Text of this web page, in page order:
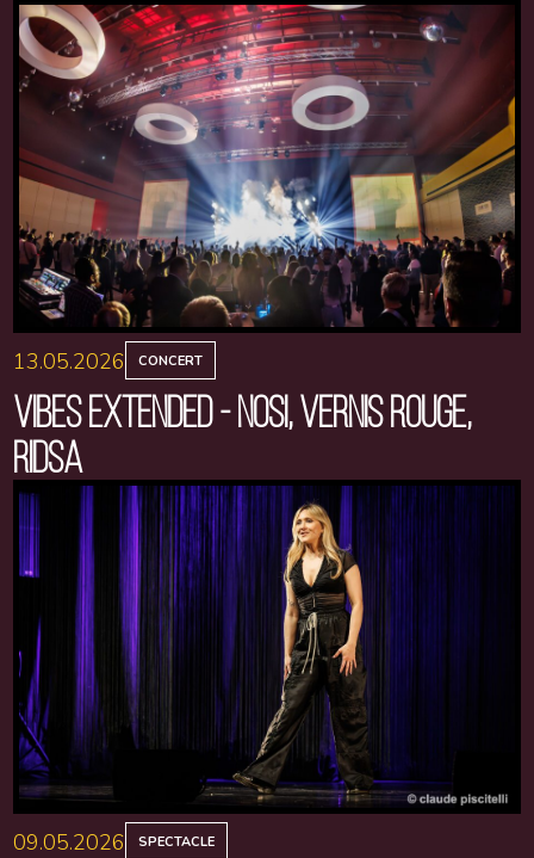
13.05.2026 CONCERT
VIBES EXTENDED - NOSI, VERNIS ROUGE,
RIDSA
09.05.2026 SPECTACLE